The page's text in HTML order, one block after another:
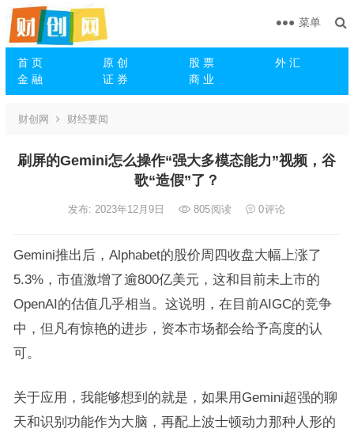
首 页 原 创 股 票
外 汇
金 融
证 券 商 业
菜单
财创网 财经要闻
刷屏的Gemini怎么操作“强大多模态能力”视频，谷
歌“造假”了？
发布: 2023年12月9日 805阅读 0评论
Gemini推出后，Alphabet的股价周四收盘大幅上涨了
5.3%，市值激增了逾800亿美元，这和目前未上市的
OpenAI的估值几乎相当。这说明，在目前AIGC的竞争
中，但凡有惊艳的进步，资本市场都会给予高度的认
可。
关于应用，我能够想到的就是，如果用Gemini超强的聊
天和识别功能作为大脑，再配上波士顿动力那种人形的